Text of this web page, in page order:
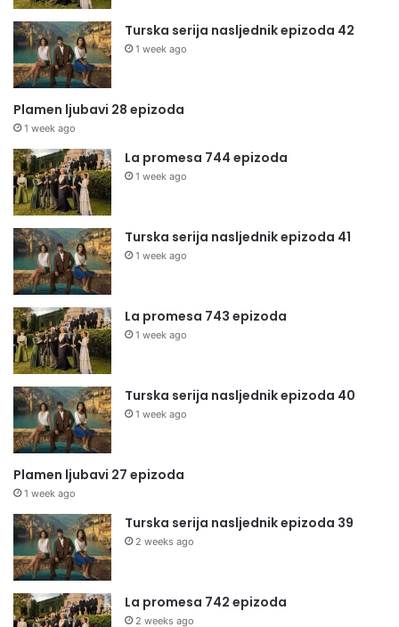
Turska serija nasljednik epizoda 42
1 week ago
Plamen ljubavi 28 epizoda
1 week ago
La promesa 744 epizoda
1 week ago
Turska serija nasljednik epizoda 41
1 week ago
La promesa 743 epizoda
1 week ago
Turska serija nasljednik epizoda 40
1 week ago
Plamen ljubavi 27 epizoda
1 week ago
Turska serija nasljednik epizoda 39
2 weeks ago
La promesa 742 epizoda
2 weeks ago